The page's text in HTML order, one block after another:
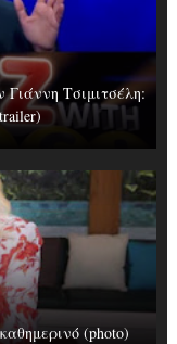
Γιάννη Τσιμιτσέλη:
(photo)